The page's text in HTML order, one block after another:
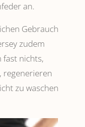
an.
Gebrauch
zudem
fast nichts,
regenerieren
zu waschen